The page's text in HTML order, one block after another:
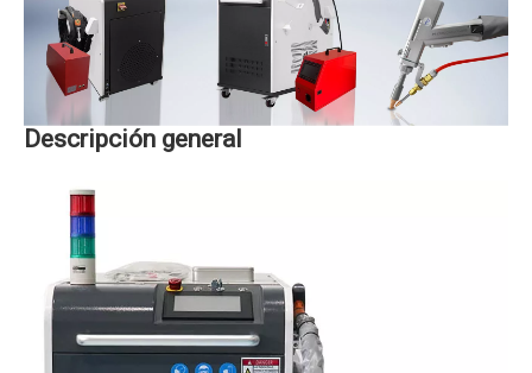
Descripción general